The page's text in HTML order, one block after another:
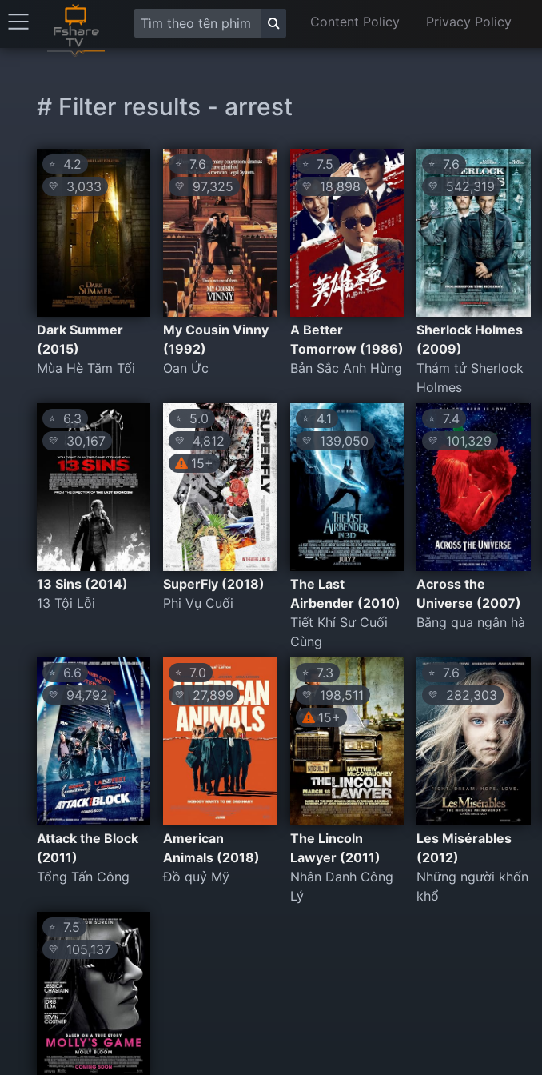
Content Policy Privacy Policy
# Filter results - arrest
⭐ 4.2
💛 3,033
Dark Summer
(2015)
Mùa Hè Tăm Tối
⭐ 7.6
💛 97,325
My Cousin Vinny
(1992)
Oan Ức
⭐7.5
💛 18,898
A Better
Tomorrow (1986)
Bản Sắc Anh Hùng
⭐ 7.6
💛 542,319
Sherlock Holmes
(2009)
Thám tử Sherlock
Holmes
⭐ 6.3
💛 30,167
13 Sins (2014)
13 Tội Lỗi
⭐ 5.0
💛
4,812
15+
SuperFly (2018)
Phi Vụ Cuối
⭐4.1
💛 139,050
The Last
Airbender (2010)
Tiết Khí Sư Cuối
Cùng
⭐ 7.4
💛 101,329
Across the
Universe (2007)
Băng qua ngân hà
⭐ 6.6
💛 94,792
Attack the Block
(2011)
Tổng Tấn Công
⭐ 7.0
💛 27,899
American
Animals (2018)
Đồ quỷ Mỹ
⭐7.3
💛
198,511
15+
The Lincoln
Lawyer (2011)
Nhân Danh Công
Lý
⭐ 7.6
💛 282,303
Les Misérables
(2012)
Những người khốn
khổ
⭐ 7.5
💛 105,137